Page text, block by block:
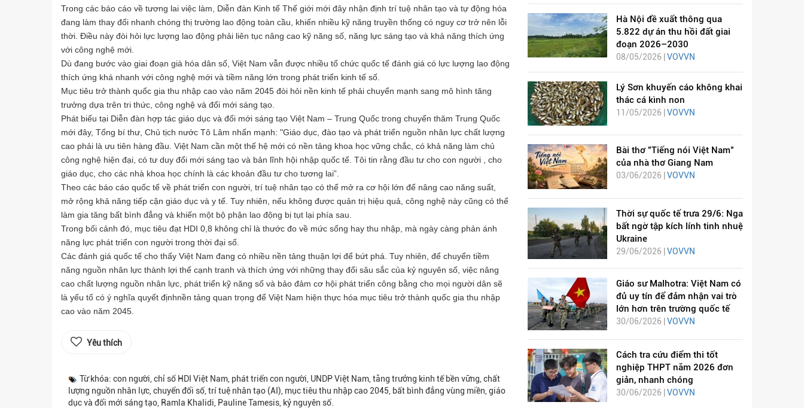
Trong các báo cáo về tương lai việc làm, Diễn đàn Kinh tế Thế giới mới đây nhận định trí tuệ nhân tạo và tự động hóa
đang làm thay đổi nhanh chóng thị trường lao động toàn cầu, khiến nhiều kỹ năng truyền thống có nguy cơ trở nên lỗi
thời. Điều này đòi hỏi lực lượng lao động phải liên tục nâng cao kỹ năng số, năng lực sáng tạo và khả năng thích ứng
với công nghệ mới.
Dù đang bước vào giai đoạn già hóa dân số, Việt Nam vẫn được nhiều tổ chức quốc tế đánh giá có lực lượng lao động
thích ứng khá nhanh với công nghệ mới và tiềm năng lớn trong phát triển kinh tế số.
Mục tiêu trở thành quốc gia thu nhập cao vào năm 2045 đòi hỏi nền kinh tế phải chuyển mạnh sang mô hình tăng
trưởng dựa trên tri thức, công nghệ và đổi mới sáng tạo.
Phát biểu tại Diễn đàn hợp tác giáo dục và đổi mới sáng tạo Việt Nam – Trung Quốc trong chuyến thăm Trung Quốc
mới đây, Tổng bí thư, Chủ tịch nước Tô Lâm nhấn mạnh: "Giáo dục, đào tạo và phát triển nguồn nhân lực chất lượng
cao phải là ưu tiên hàng đầu. Việt Nam cần một thế hệ mới có nền tảng khoa học vững chắc, có khả năng làm chủ
công nghệ hiện đại, có tư duy đổi mới sáng tạo và bản lĩnh hội nhập quốc tế. Tôi tin rằng đầu tư cho con người , cho
giáo dục, cho các nhà khoa học chính là các khoản đầu tư cho tương lai”.
Theo các báo cáo quốc tế về phát triển con người, trí tuệ nhân tạo có thể mở ra cơ hội lớn để nâng cao năng suất,
mở rộng khả năng tiếp cận giáo dục và y tế. Tuy nhiên, nếu không được quản trị hiệu quả, công nghệ này cũng có thể
làm gia tăng bất bình đẳng và khiến một bộ phận lao động bị tụt lại phía sau.
Trong bối cảnh đó, mục tiêu đạt HDI 0,8 không chỉ là thước đo về mức sống hay thu nhập, mà ngày càng phản ánh
năng lực phát triển con người trong thời đại số.
Các đánh giá quốc tế cho thấy Việt Nam đang có nhiều nền tảng thuận lợi để bứt phá. Tuy nhiên, để chuyển tiềm
năng nguồn nhân lực thành lợi thế cạnh tranh và thích ứng với những thay đổi sâu sắc của kỷ nguyên số, việc nâng
cao chất lượng nguồn nhân lực, phát triển kỹ năng số và bảo đảm cơ hội phát triển công bằng cho mọi người dân sẽ
là yếu tố có ý nghĩa quyết địnhnền tảng quan trọng để Việt Nam hiện thực hóa mục tiêu trở thành quốc gia thu nhập
cao vào năm 2045.
Yêu thích
Từ khóa: con người, chỉ số HDI Việt Nam, phát triển con người, UNDP Việt Nam, tăng trưởng kinh tế bền vững, chất
lượng nguồn nhân lực, chuyển đổi số, trí tuệ nhân tạo (AI), mục tiêu thu nhập cao 2045, bất bình đẳng vùng miền, giáo
dục và đổi mới sáng tạo, Ramla Khalidi, Pauline Tamesis, kỷ nguyên số.
Hà Nội đề xuất thông qua
5.822 dự án thu hồi đất giai
đoạn 2026–2030
08/05/2026 | VOVVN
Lý Sơn khuyến cáo không khai
thác cá kình non
11/05/2026 | VOVVN
Bài thơ "Tiếng nói Việt Nam"
của nhà thơ Giang Nam
03/06/2026 | VOVVN
Thời sự quốc tế trưa 29/6: Nga
bất ngờ tập kích lính tinh nhuệ
Ukraine
29/06/2026 |VOVVN
Giáo sư Malhotra: Việt Nam có
đủ uy tín để đảm nhận vai trò
lớn hơn trên trường quốc tế
30/06/2026 | VOVVN
Cách tra cứu điểm thi tốt
nghiệp THPT năm 2026 đơn
giản, nhanh chóng
30/06/2026 | VOVVN